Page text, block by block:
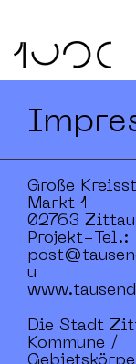
Große
Markt 1
02763 Zittau
Projekt-Tel.:
u
Die Stadt
Kommune /